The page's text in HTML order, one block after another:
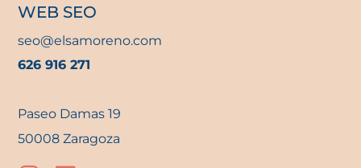
WEB SEO
seo@elsamoreno.com
626 916 271
Paseo Damas 19
50008 Zaragoza